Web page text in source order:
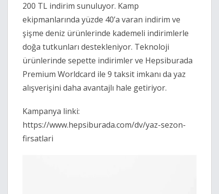
200 TL indirim sunuluyor. Kamp
ekipmanlarında yüzde 40’a varan indirim ve
şişme deniz ürünlerinde kademeli indirimlerle
doğa tutkunları destekleniyor. Teknoloji
ürünlerinde sepette indirimler ve Hepsiburada
Premium Worldcard ile 9 taksit imkanı da yaz
alışverişini daha avantajlı hale getiriyor.
Kampanya linki:
https://www.hepsiburada.com/dv/yaz-sezon-
firsatlari